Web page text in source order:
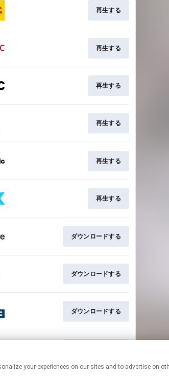
再生する
再生する
再生する
再生する
再生する
再生する
ダウンロードする
ダウンロードする
ダウンロードする